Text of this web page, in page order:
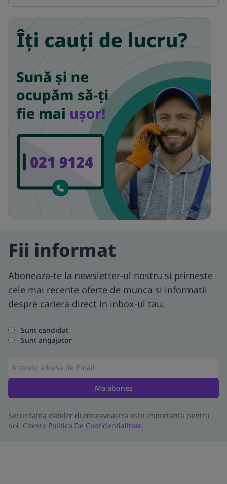
Fii informat
Aboneaza-te la newsletter-ul nostru si primeste
cele mai recente oferte de munca si informatii
despre cariera direct in inbox-ul tau.
Sunt candidat
Sunt angajator
Ma abonez
Securitatea datelor dumneavoastra este importanta pentru
noi. Citeste Politica De Confidentialitate.